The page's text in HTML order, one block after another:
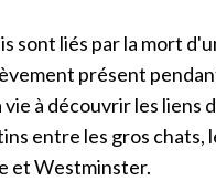
sont liés par la mort
présent
vie à découvrir les liens
entre les gros chats,
et Westminster.